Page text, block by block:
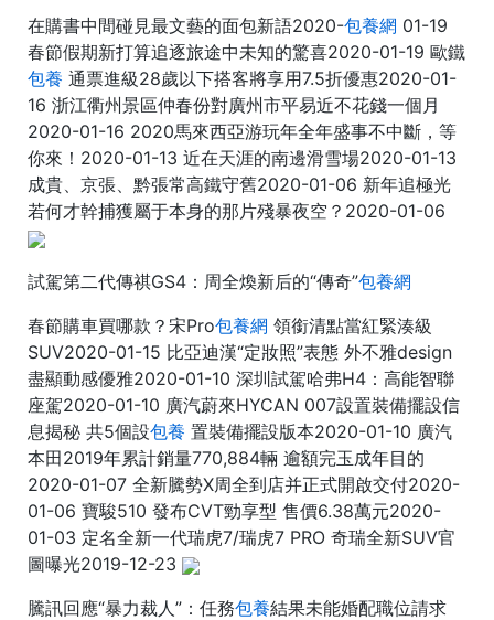
在購書中間碰見最文藝的面包新語2020-包養網 01-19
春節假期新打算追逐旅途中未知的驚喜2020-01-19 歐鐵
包養 通票進級28歲以下搭客將享用7.5折優惠2020-01-
16 浙江衢州景區仲春份對廣州市平易近不花錢一個月
2020-01-16 2020馬來西亞游玩年全年盛事不中斷，等
你來！2020-01-13 近在天涯的南邊滑雪場2020-01-13
成貴、京張、黔張常高鐵守舊2020-01-06 新年追極光
若何才幹捕獲屬于本身的那片殘暴夜空？2020-01-06
試駕第二代傳祺GS4：周全煥新后的“傳奇”包養網
春節購車買哪款？宋Pro包養網 領銜清點當紅緊湊級
SUV2020-01-15 比亞迪漢“定妝照”表態 外不雅design
盡顯動感優雅2020-01-10 深圳試駕哈弗H4：高能智聯
座駕2020-01-10 廣汽蔚來HYCAN 007設置裝備擺設信
息揭秘 共5個設包養 置裝備擺設版本2020-01-10 廣汽
本田2019年累計銷量770,884輛 逾額完玉成年目的
2020-01-07 全新騰勢X周全到店并正式開啟交付2020-
01-06 寶駿510 發布CVT勁享型 售價6.38萬元2020-
01-03 ​定名全新一代瑞虎7/瑞虎7 PRO 奇瑞全新SUV官
圖曝光2019-12-23
騰訊回應“暴力裁人”：任務包養結果未能婚配職位請求